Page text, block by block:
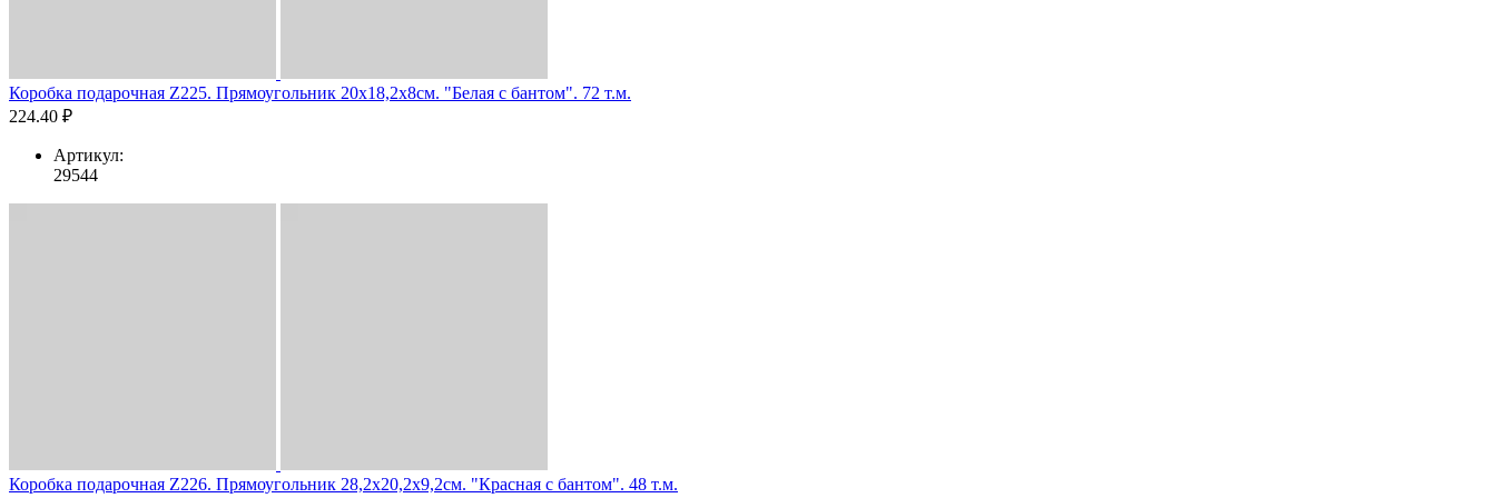
Коробка подарочная Z225. Прямоугольник 20х18,2х8см. "Белая с бантом". 72 т.м.
224.40 ₽
Артикул:
29544
Коробка подарочная Z226. Прямоугольник 28,2х20,2х9,2см. "Красная с бантом". 48 т.м.